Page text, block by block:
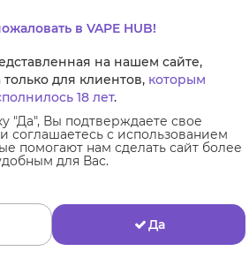
Vinci -
Картриджи
в VAPE HUB!
на нашем сайте,
для клиентов, которым
18 лет.
"Да", Вы подтверждаете свое
соглашаетесь с использованием
помогают нам сделать сайт более
для Вас.
Да